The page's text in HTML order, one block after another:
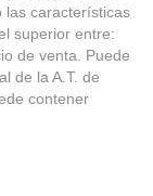
las características
superior entre:
de venta. Puede
de la A.T. de
contener